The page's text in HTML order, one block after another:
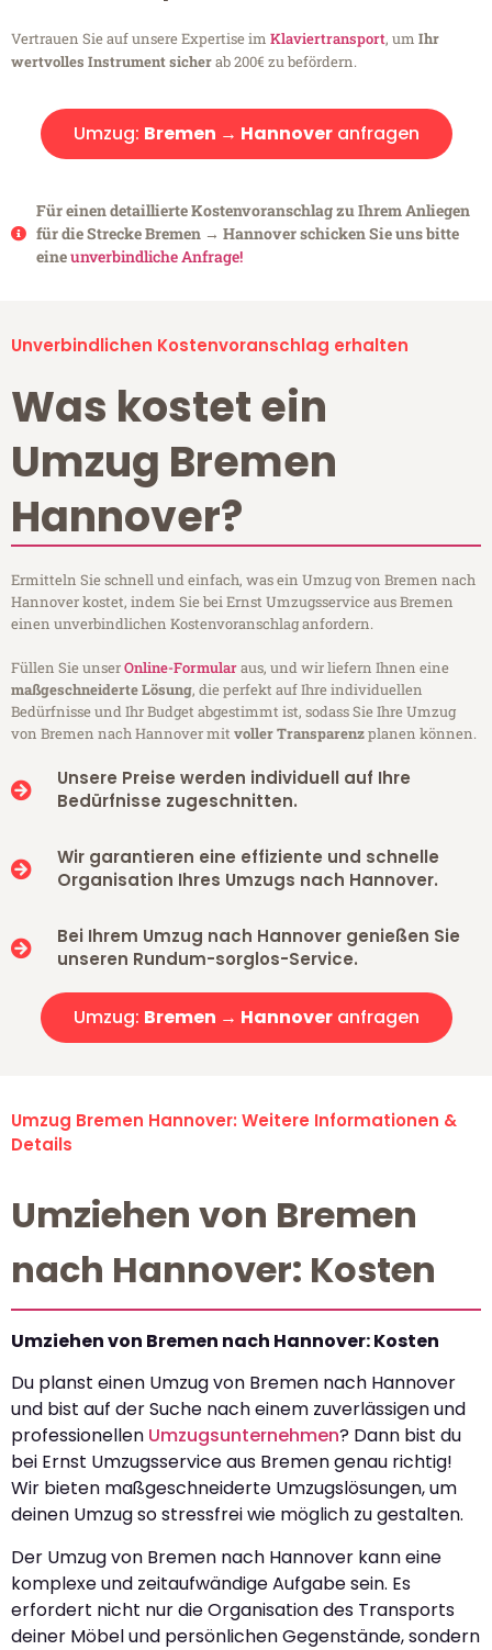
Vertrauen Sie auf unsere Expertise im Klaviertransport, um Ihr
wertvolles Instrument sicherab 200€ zu befördern.
Umzug: Bremen → Hannoveranfragen
Für einen detaillierte Kostenvoranschlag zu Ihrem Anliegen
für die Strecke Bremen → Hannover schicken Sie uns bitte
eineunverbindliche Anfrage!
Unverbindlichen Kostenvoranschlag erhalten
Was kostet ein
Umzug Bremen
Hannover?
Ermitteln Sie schnell und einfach, was ein Umzug von Bremen nach
Hannover kostet, indem Sie bei Ernst Umzugsservice aus Bremen
einen unverbindlichen Kostenvoranschlag anfordern.
Füllen Sie unserOnline-Formularaus, und wir liefern Ihnen eine
maßgeschneiderte Lösung, die perfekt auf Ihre individuellen
Bedürfnisse und Ihr Budget abgestimmt ist, sodass Sie Ihre Umzug
von Bremen nach Hannover mitvoller Transparenzplanen können.
Unsere Preise werden individuell auf Ihre
Bedürfnisse zugeschnitten.
Wir garantieren eine effiziente und schnelle
Organisation Ihres Umzugs nach Hannover.
Bei Ihrem Umzug nach Hannover genießen Sie
unseren Rundum-sorglos-Service.
Umzug: Bremen → Hannoveranfragen
Umzug Bremen Hannover: Weitere Informationen &
Details
Umziehen von Bremen
nach Hannover: Kosten
Umziehen von Bremen nach Hannover: Kosten
Du planst einen Umzug von Bremen nach Hannover
und bist auf der Suche nach einem zuverlässigen und
professionellen Umzugsunternehmen? Dann bist du
bei Ernst Umzugsservice aus Bremen genau richtig!
Wir bieten maßgeschneiderte Umzugslösungen, um
deinen Umzug so stressfrei wie möglich zu gestalten.
Der Umzug von Bremen nach Hannover kann eine
komplexe und zeitaufwändige Aufgabe sein. Es
erfordert nicht nur die Organisation des Transports
deiner Möbel und persönlichen Gegenstände, sondern